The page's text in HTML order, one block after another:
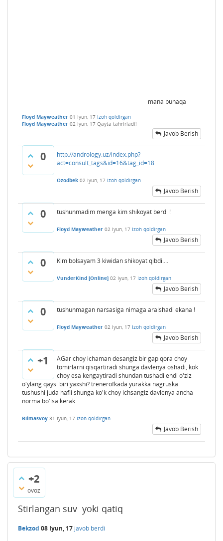
mana bunaqa
Floyd Mayweather 01 Iyun, 17 Izoh qoldirgan
Floyd Mayweather 02 Iyun, 17 Qayta tahrirladi!
Javob Berish
0
http://andrology.uz/index.php?
act=consult_tags&id=16&tag_id=18
Ozodbek 02 Iyun, 17 Izoh qoldirgan
Javob Berish
0 tushunmadim menga kim shikoyat berdi !
Floyd Mayweather 02 Iyun, 17 Izoh qoldirgan
Javob Berish
0 Kim bolsayam 3 kiwidan shikoyat qibdi....
VunderKind [Online] 02 Iyun, 17 Izoh qoldirgan
Javob Berish
0 tushunmagan narsasiga nimaga aralshadi ekana !
Floyd Mayweather 02 Iyun, 17 Izoh qoldirgan
Javob Berish
+1
AGar choy ichaman desangiz bir gap qora choy
tomirlarni qisqartiradi shunga davlenya oshadi, kok
choy esa kengaytiradi shundan tushadi endi o'ziz
o'ylang qaysi biri yaxshi? trenerofkada yurakka nagruska
tushushi juda hafli shunga ko'k choy ichsangiz davlenya ancha
norma bo'lsa kerak.
Bilmasvoy 31 Iyun, 17 Izoh qoldirgan
Javob Berish
+2
ovoz
Stirlangan suv yoki qatiq
Bekzod 08 Iyun, 17 javob berdi